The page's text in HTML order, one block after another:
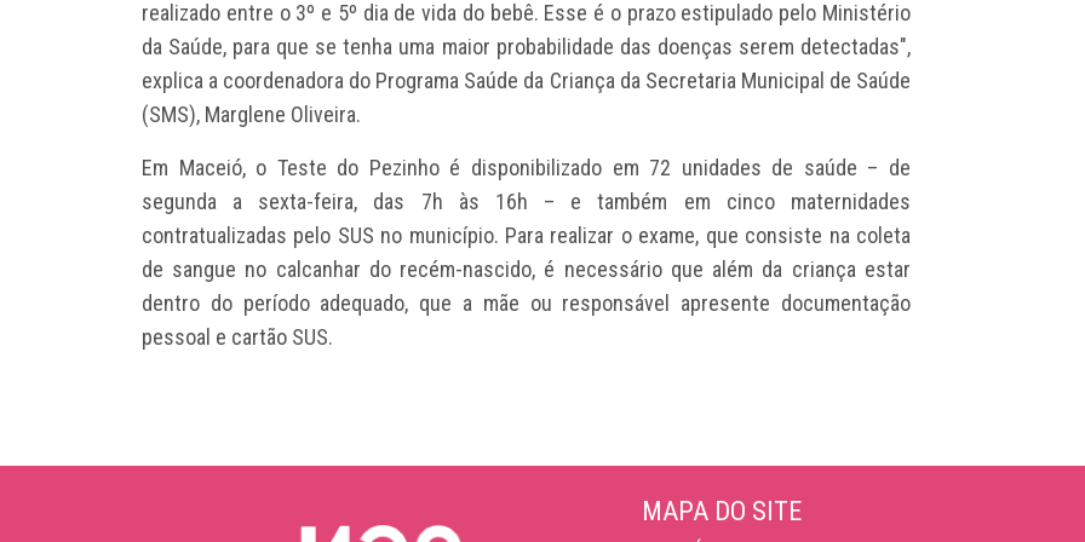
realizado entre o 3º e 5º dia de vida do bebê. Esse é o prazo estipulado pelo Ministério
da Saúde, para que se tenha uma maior probabilidade das doenças serem detectadas",
explica a coordenadora do Programa Saúde da Criança da Secretaria Municipal de Saúde
(SMS), Marglene Oliveira.
Em Maceió, o Teste do Pezinho é disponibilizado em 72 unidades de saúde – de
segunda a sexta-feira, das 7h às 16h – e também em cinco maternidades
contratualizadas pelo SUS no município. Para realizar o exame, que consiste na coleta
de sangue no calcanhar do recém-nascido, é necessário que além da criança estar
dentro do período adequado, que a mãe ou responsável apresente documentação
pessoal e cartão SUS.
MAPA DO SITE